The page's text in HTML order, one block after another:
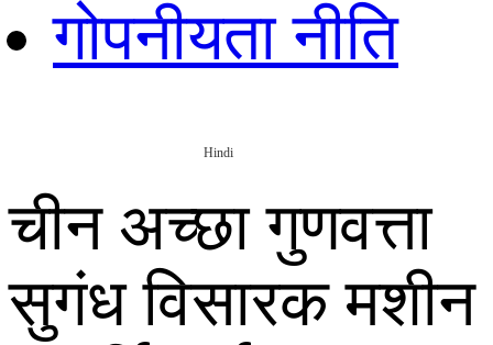
गोपनीयता नीति
Hindi
चीन अच्छा गुणवत्ता
सुगंध विसारक मशीन